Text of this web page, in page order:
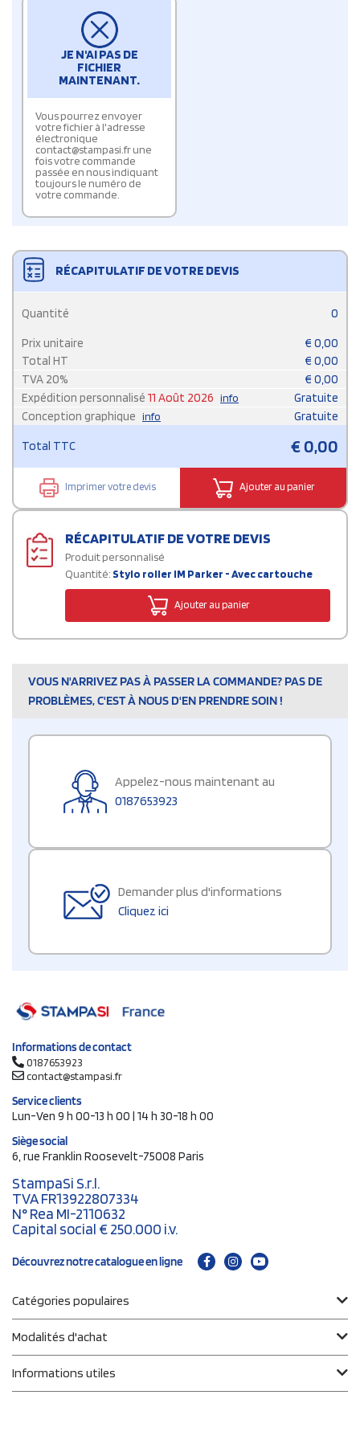
JE N'AI PAS DE
FICHIER
MAINTENANT.
Vous pourrez envoyer
votre fichier à l'adresse
électronique
contact@stampasi.fr une
fois votre commande
passée en nous indiquant
toujours le numéro de
votre commande.
RÉCAPITULATIF DE VOTRE DEVIS
Quantité 0
Prix unitaire € 0,00
Total HT
€ 0,00
TVA 20% € 0,00
Expédition personnalisé 11 Août 2026 info
Gratuite
Conception graphique info Gratuite
Total TTC €0,00
Imprimer votre devis Ajouter au panier
RÉCAPITULATIF DE VOTRE DEVIS
Produit personnalisé
Quantité: Stylo roller IM Parker - Avec cartouche
Ajouter au panier
VOUS N'ARRIVEZ PAS À PASSER LA COMMANDE? PAS DE
PROBLÈMES, C'EST À NOUS D'EN PRENDRE SOIN !
Appelez-nous maintenant au
0187653923
Demander plus d'informations
Cliquez ici
Informations de contact
0187653923
contact@stampasi.fr
Service clients
Lun-Ven 9 h 00-13 h 00 | 14 h 30-18 h 00
Siège social
6, rue Franklin Roosevelt-75008 Paris
StampaSi S.r.l.
TVA FR13922807334
N° Rea MI-2110632
Capital social € 250.000 i.v.
Découvrez notre catalogue en ligne
Catégories populaires
Modalités d'achat
Informations utiles